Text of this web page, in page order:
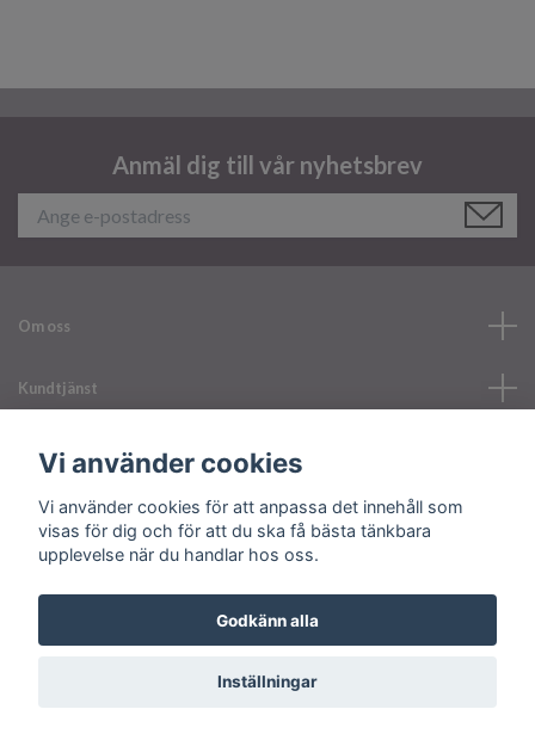
Anmäl dig till vår nyhetsbrev
Om oss
Kundtjänst
Läs mer
Sociala medier
© 2026 Your Nailerystore
Vi använder cookies
Vi använder cookies för att anpassa det innehåll som
visas för dig och för att du ska få bästa tänkbara
upplevelse när du handlar hos oss.
Godkänn alla
Inställningar